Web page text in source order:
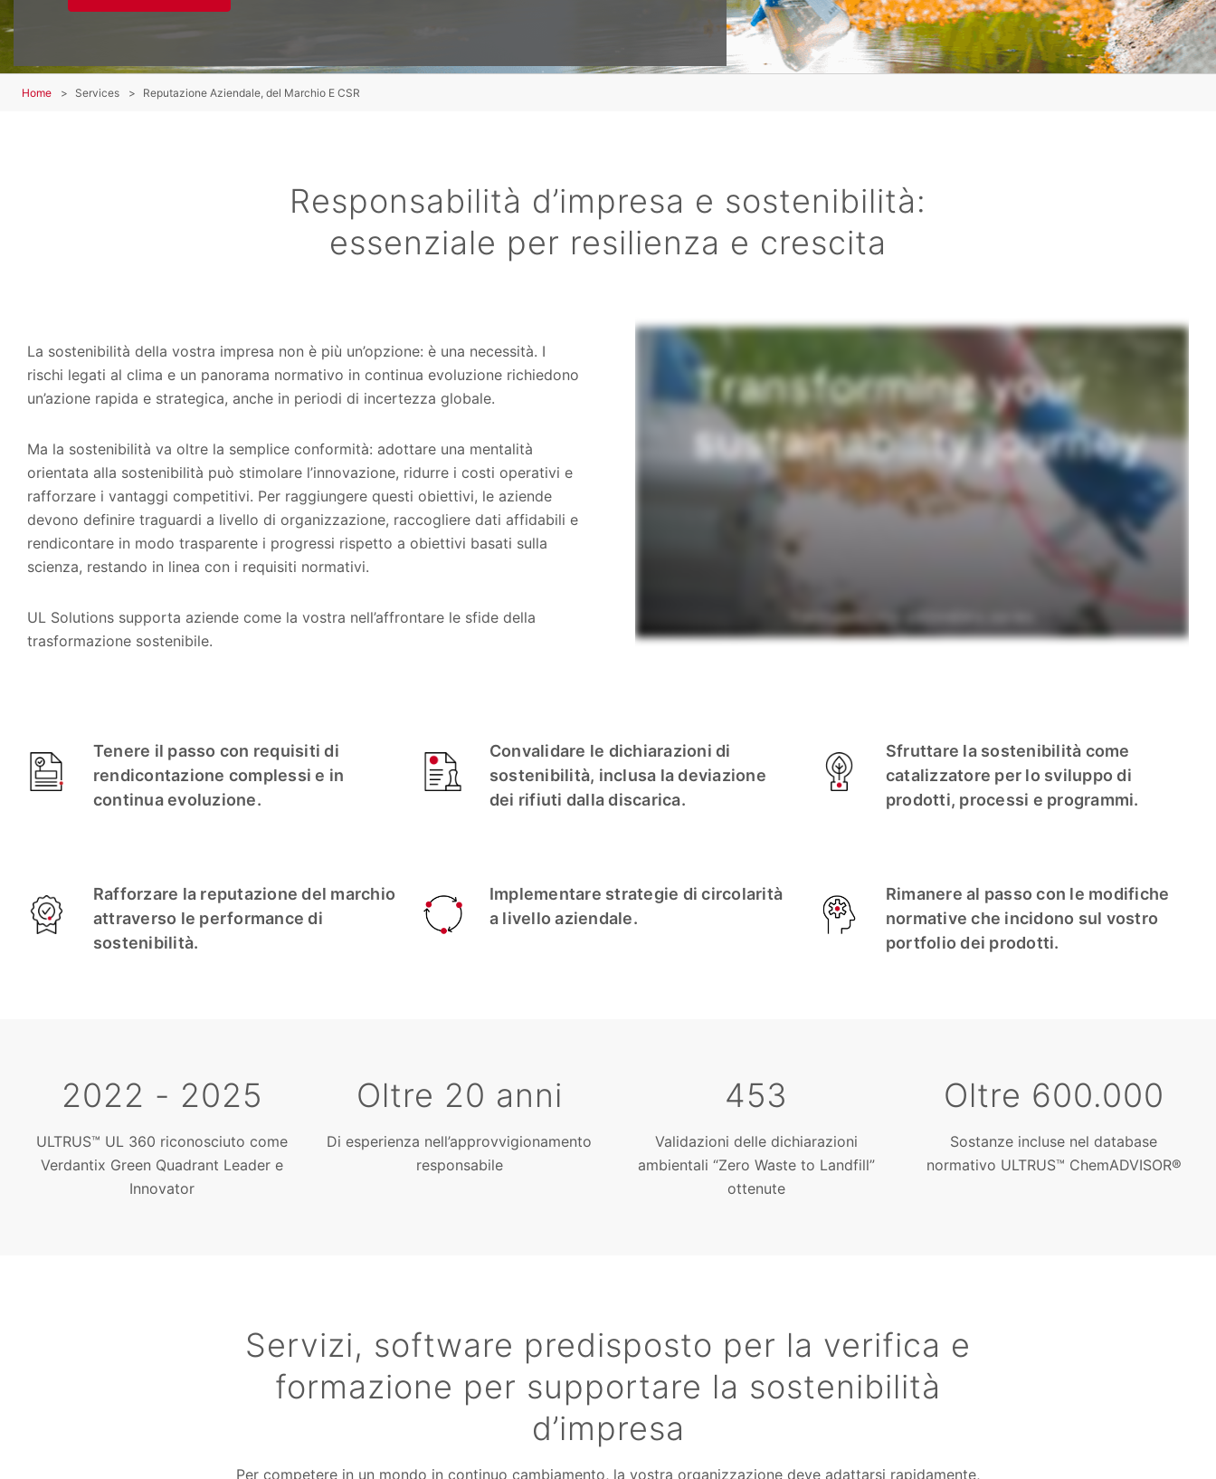
Home Services Reputazione Aziendale, del Marchio E CSR
Responsabilità d’impresa e sostenibilità:
essenziale per resilienza e crescita
La sostenibilità della vostra impresa non è più un’opzione: è una necessità. I
rischi legati al clima e un panorama normativo in continua evoluzione richiedono
un’azione rapida e strategica, anche in periodi di incertezza globale.
Ma la sostenibilità va oltre la semplice conformità: adottare una mentalità
orientata alla sostenibilità può stimolare l’innovazione, ridurre i costi operativi e
rafforzare i vantaggi competitivi. Per raggiungere questi obiettivi, le aziende
devono definire traguardi a livello di organizzazione, raccogliere dati affidabili e
rendicontare in modo trasparente i progressi rispetto a obiettivi basati sulla
scienza, restando in linea con i requisiti normativi.
UL Solutions supporta aziende come la vostra nell’affrontare le sfide della
trasformazione sostenibile.
Tenere il passo con requisiti di
rendicontazione complessi e in
continua evoluzione.
Convalidare le dichiarazioni di
sostenibilità, inclusa la deviazione
dei rifiuti dalla discarica.
Sfruttare la sostenibilità come
catalizzatore per lo sviluppo di
prodotti, processi e programmi.
Rafforzare la reputazione del marchio
attraverso le performance di
sostenibilità.
Implementare strategie di circolarità
a livello aziendale.
Rimanere al passo con le modifiche
normative che incidono sul vostro
portfolio dei prodotti.
2022 - 2025
ULTRUS™ UL 360 riconosciuto come
Verdantix Green Quadrant Leader e
Innovator
Oltre 20 anni
Di esperienza nell’approvvigionamento
responsabile
453
Validazioni delle dichiarazioni
ambientali “Zero Waste to Landfill”
ottenute
Oltre 600.000
Sostanze incluse nel database
normativo ULTRUS™ ChemADVISOR®
Servizi, software predisposto per la verifica e
formazione per supportare la sostenibilità
d’impresa
Per competere in un mondo in continuo cambiamento, la vostra organizzazione deve adattarsi rapidamente,